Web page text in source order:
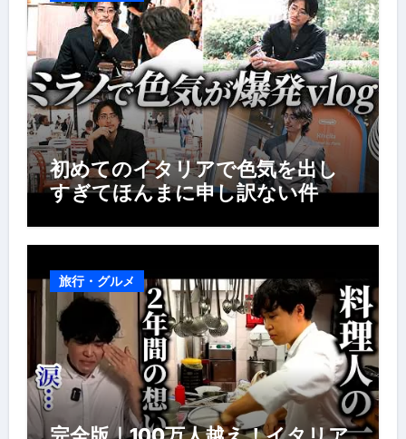
初めてのイタリアで色気を出し
すぎてほんまに申し訳ない件
旅行・グルメ